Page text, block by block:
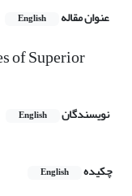
عنوان مقاله English
of Superior
نویسندگان English
چکیده
English